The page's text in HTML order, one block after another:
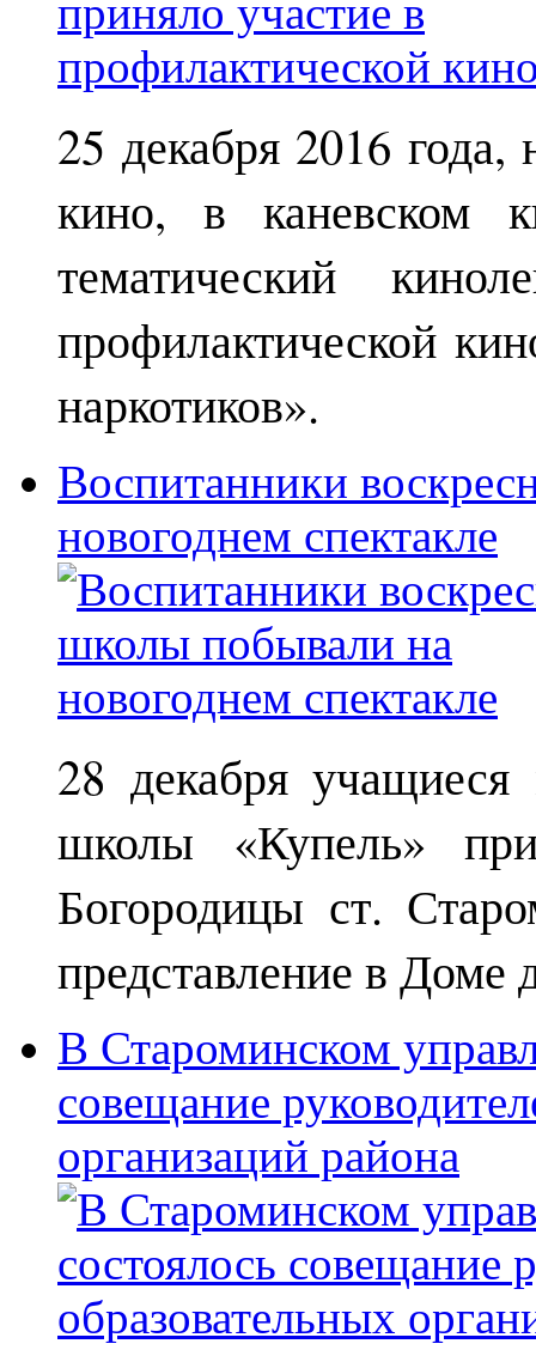
25 декабря 2016
кино, в каневском
тематический
профилактической
наркотиков».
Воспитанники
новогоднем спектакле
28 декабря
школы «Купель»
Богородицы ст.
представление в Доме
В Староминском
совещание
организаций района